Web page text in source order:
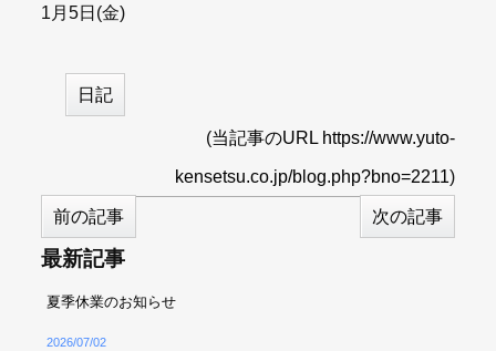
1月5日(金)
日記
(当記事のURL https://www.yuto-
kensetsu.co.jp/blog.php?bno=2211)
前の記事 次の記事
最新記事
夏季休業のお知らせ
2026/07/02